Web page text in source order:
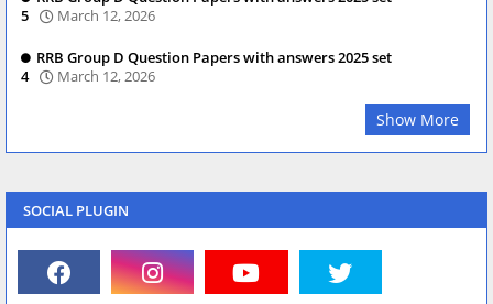
5
March 12, 2026
RRB Group D Question Papers with answers 2025 set
4
March 12, 2026
Show More
SOCIAL PLUGIN